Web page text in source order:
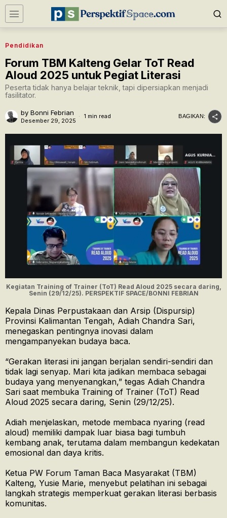
Pendidikan
Forum TBM Kalteng Gelar ToT Read
Aloud 2025 untuk Pegiat Literasi
Peserta tidak hanya belajar teknik, tapi dipersiapkan menjadi
fasilitator.
by Bonni Febrian
Desember 29, 2025
1 min read BAGIKAN:
Kegiatan Training of Trainer (ToT) Read Aloud 2025 secara daring,
Senin (29/12/25). PERSPEKTIF SPACE/BONNI FEBRIAN
Kepala Dinas Perpustakaan dan Arsip (Dispursip)
Provinsi Kalimantan Tengah, Adiah Chandra Sari,
menegaskan pentingnya inovasi dalam
mengampanyekan budaya baca.
“Gerakan literasi ini jangan berjalan sendiri-sendiri dan
tidak lagi senyap. Mari kita jadikan membaca sebagai
budaya yang menyenangkan,” tegas Adiah Chandra
Sari saat membuka Training of Trainer (ToT) Read
Aloud 2025 secara daring, Senin (29/12/25).
Adiah menjelaskan, metode membaca nyaring (read
aloud) memiliki dampak luar biasa bagi tumbuh
kembang anak, terutama dalam membangun kedekatan
emosional dan daya kritis.
Ketua PW Forum Taman Baca Masyarakat (TBM)
Kalteng, Yusie Marie, menyebut pelatihan ini sebagai
langkah strategis memperkuat gerakan literasi berbasis
komunitas.